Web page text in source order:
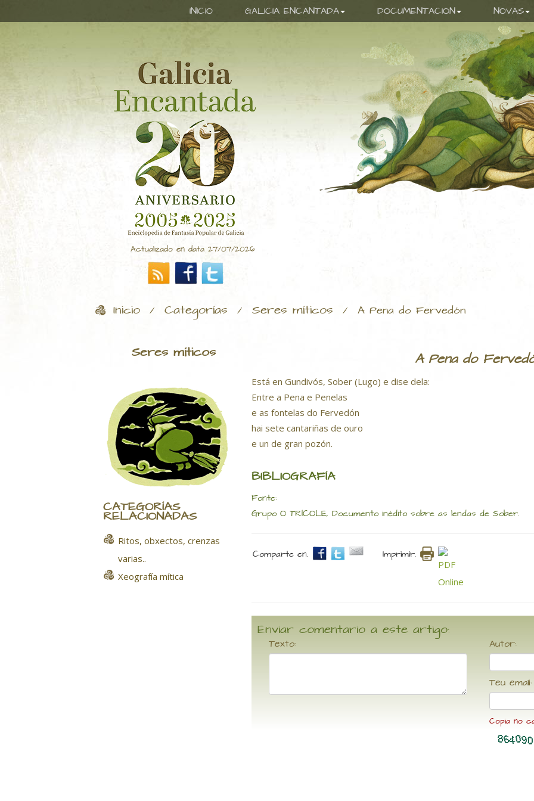
INICIO GALICIA ENCANTADA DOCUMENTACION NOVAS
Actualizado en data 27/07/2026
Inicio / Categorías / Seres míticos / A Pena do Fervedón
Seres míticos
CATEGORÍAS
RELACIONADAS
Ritos, obxectos, crenzas
varias..
Xeografía mítica
A Pena do
Está en Gundivós, Sober (Lugo) e dise dela:
Entre a Pena e Penelas
e as fontelas do Fervedón
hai sete cantariñas de ouro
e un de gran pozón.
BIBLIOGRAFÍA
Fonte:
Grupo O TRÍCOLE, Documento inédito sobre as lendas de Sober.
Comparte en. Imprimir.
Enviar comentario a este artigo:
Texto: Autor:
Teu email:
Copia no